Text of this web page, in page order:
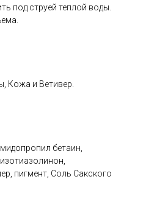
под струей теплой воды.
Кожа и Ветивер.
бетаин,
пигмент, Соль Сакского